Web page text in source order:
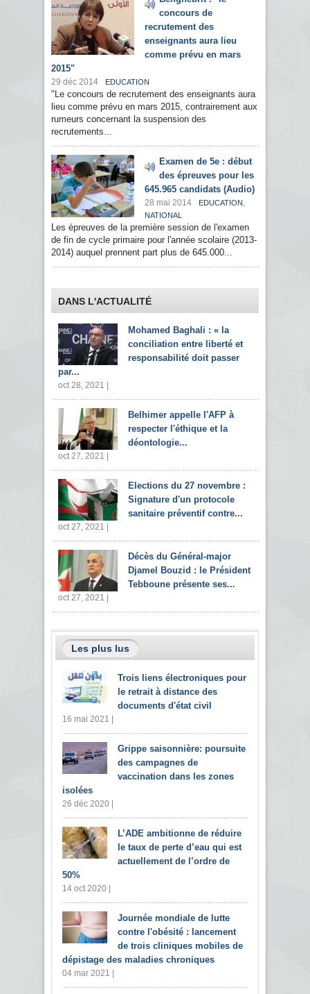
concours de
recrutement des
enseignants aura lieu
comme prévu en mars
2015"
29 déc 2014 EDUCATION
"Le concours de recrutement des enseignants aura
lieu comme prévu en mars 2015, contrairement aux
rumeurs concernant la suspension des
recrutements...
Examen de 5e : début
des épreuves pour les
645.965 candidats (Audio)
28 mai 2014 EDUCATION ,
NATIONAL
Les épreuves de la première session de l'examen
de fin de cycle primaire pour l'année scolaire (2013-
2014) auquel prennent part plus de 645.000...
DANS L'ACTUALITÉ
Mohamed Baghali : « la
conciliation entre liberté et
responsabilité doit passer
par...
oct 28, 2021 |
Belhimer appelle l'AFP à
respecter l'éthique et la
déontologie...
oct 27, 2021 |
Elections du 27 novembre :
Signature d'un protocole
sanitaire préventif contre...
oct 27, 2021 |
Décès du Général-major
Djamel Bouzid : le Président
Tebboune présente ses...
oct 27, 2021 |
Les plus lus
Trois liens électroniques pour
le retrait à distance des
documents d'état civil
16 mai 2021 |
Grippe saisonnière: poursuite
des campagnes de
vaccination dans les zones
isolées
26 déc 2020 |
L’ADE ambitionne de réduire
le taux de perte d’eau qui est
actuellement de l’ordre de
50%
14 oct 2020 |
Journée mondiale de lutte
contre l'obésité : lancement
de trois cliniques mobiles de
dépistage des maladies chroniques
04 mar 2021 |